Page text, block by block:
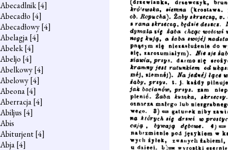
Abecadlnik[4]
Abecadło [4]
Abecadłowy[4]
Abelagja[4]
Abelek[4]
Abeljo [4]
Abelkowy[4]
Abelowy[4]
Abeona[4]
Aberracja[4]
Abiljus [4]
Abis
Abiturjent[4]
Abja[4]